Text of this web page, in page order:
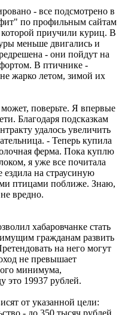
- все подсмотрено в
по профильным сайтам
приучили куриц. В
меньше двигались и
- они пойдут на
В птичнике -
жарко летом, зимой их
поверьте. Я впервые
Благодаря подсказкам
удалось увеличить
- Теперь купила
ферма. Пока куплю
я уже все почитала
ездила на страусиную
птицами поближе. Знаю,
вредно.
хабаровчанке стать
гражданам развить
на него могут
не превышает
минимума,
это 19937 рублей.
от указанной цели:
- до 350 тысяч рублей,